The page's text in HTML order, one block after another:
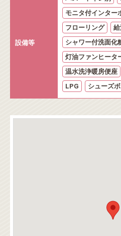
設備等
モニタ付インター
フローリング
給
シャワー付洗面化
灯油ファンヒータ
温水洗浄暖房便座
LPG
シューズ